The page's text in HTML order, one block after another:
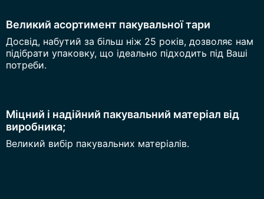
Великий асортимент пакувальної тари
Досвід, набутий за більш ніж 25 років, дозволяє нам
підібрати упаковку, що ідеально підходить під Ваші
потреби.
Міцний і надійний пакувальний матеріал від
виробника;
Великий вибір пакувальних матеріалів.